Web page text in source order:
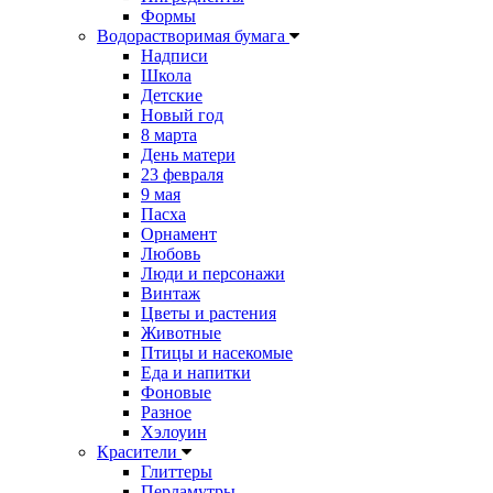
Формы
Водорастворимая бумага
Надписи
Школа
Детские
Новый год
8 марта
День матери
23 февраля
9 мая
Пасха
Орнамент
Любовь
Люди и персонажи
Винтаж
Цветы и растения
Животные
Птицы и насекомые
Еда и напитки
Фоновые
Разное
Хэлоуин
Красители
Глиттеры